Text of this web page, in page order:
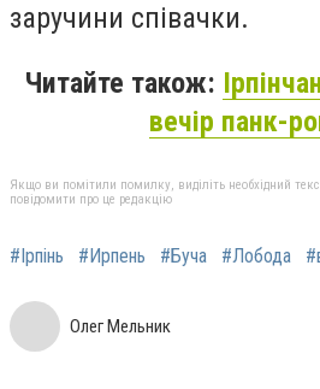
заручини співачки.
Читайте також:
вечір панк-
Якщо ви помітили помилку, виділіть необхідний
повідомити про це редакцію
#Ірпінь #Ирпень #Буча #Лобода
Олег Мельник